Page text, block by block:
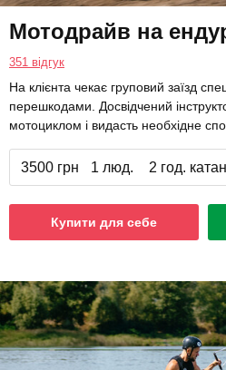
Мотодрайв на
351 відгук
На клієнта чекає груповий заїзд
перешкодами. Досвідчений
мотоциклом і видасть необхідне
3500 грн 1 люд. 2 год.
Купити для себе